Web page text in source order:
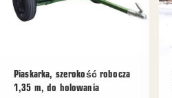
Piaskarka, szerokość robocza
1,35 m, do holowania